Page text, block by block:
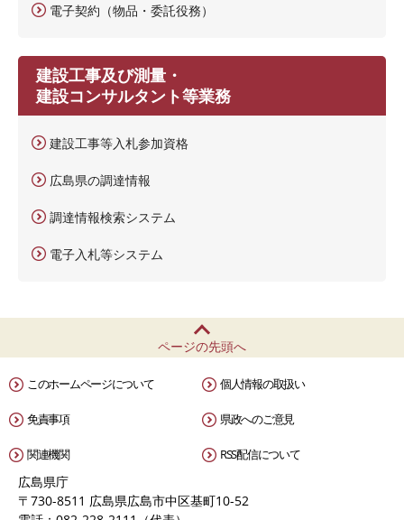
電子契約（物品・委託役務）
建設工事及び測量・
建設コンサルタント等業務
建設工事等入札参加資格
広島県の調達情報
調達情報検索システム
電子入札等システム
ページの先頭へ
このホームページについて 個人情報の取扱い
免責事項 県政へのご意見
関連機関 RSS配信について
広島県庁
〒730-8511 広島県広島市中区基町10-52